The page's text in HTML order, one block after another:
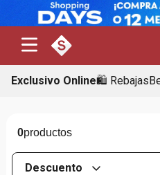
Exclusivo Online🛍️ Rebajas
0
Descuento